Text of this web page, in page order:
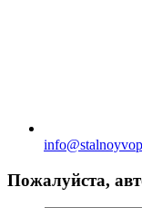
Пожалуйста,